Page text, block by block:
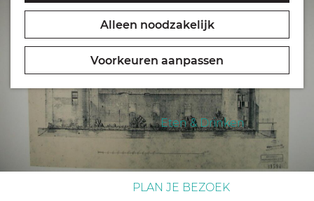
Alleen noodzakelijk
Voorkeuren aanpassen
Naar het museum
Eten & Drinken
PLAN JE BEZOEK